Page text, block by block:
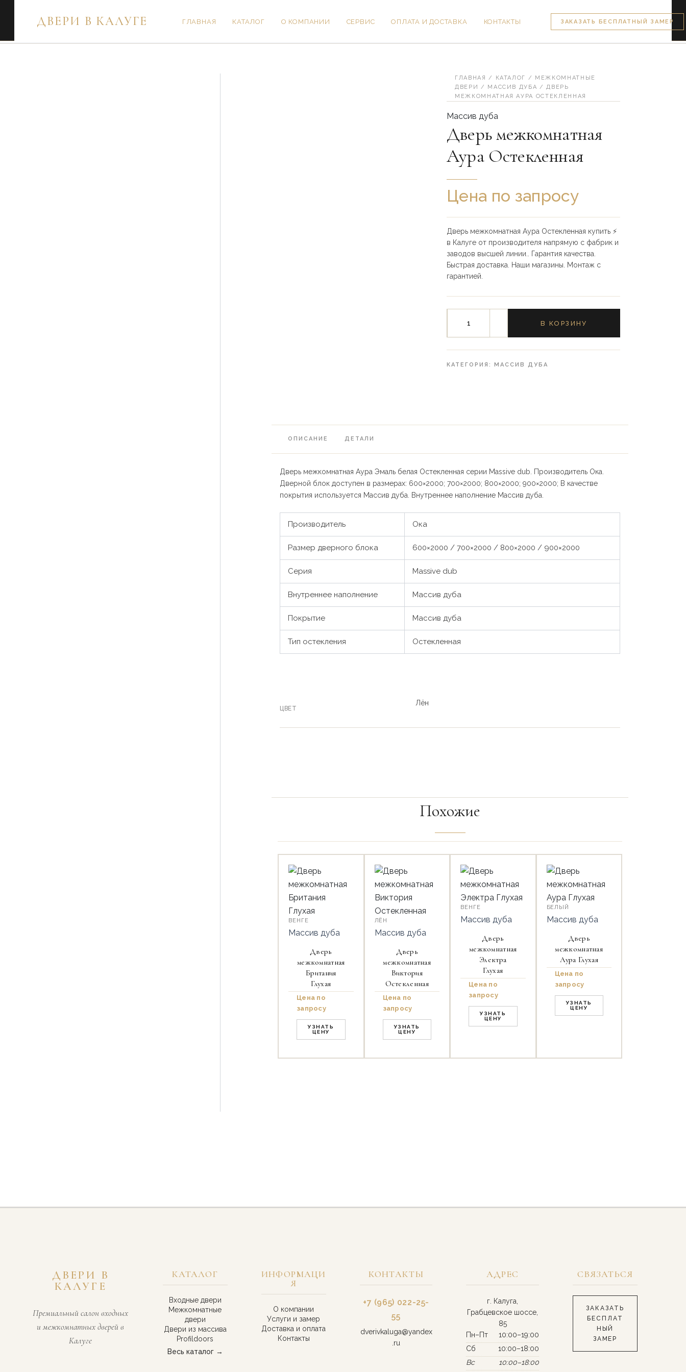
ДВЕРИ В КАЛУГЕ ГЛАВНАЯ КАТАЛОГ О КОМПАНИИ СЕРВИС ОПЛАТА И ДОСТАВКА КОНТАКТЫ ЗАКАЗАТЬ БЕСПЛАТНЫЙ ЗАМЕР
ГЛАВНАЯ / КАТАЛОГ / МЕЖКОМНАТНЫЕ
ДВЕРИ / МАССИВ ДУБА / ДВЕРЬ
МЕЖКОМНАТНАЯ АУРА ОСТЕКЛЕННАЯ
Массив дуба
Дверь межкомнатная
Аура Остекленная
Цена по запросу
Дверь межкомнатная Аура Остекленная купить ⚡️
в Калуге от производителя напрямую с фабрик и
заводов высшей линии.. Гарантия качества.
Быстрая доставка. Наши магазины. Монтаж с
гарантией.
Количество
межкомнатная
Аура
Остекленная
В КОРЗИНУ
КАТЕГОРИЯ: МАССИВ ДУБА
ОПИСАНИЕ ДЕТАЛИ
Дверь межкомнатная Аура Эмаль белая Остекленная серии Massive dub. Производитель Ока.
Дверной блок доступен в размерах: 600×2000; 700×2000; 800×2000; 900×2000; В качестве
покрытия используется Массив дуба. Внутреннее наполнение Массив дуба.
Производитель Ока
Размер дверного блока 600×2000 / 700×2000 / 800×2000 / 900×2000
Серия Massive dub
Внутреннее наполнение Массив дуба
Покрытие Массив дуба
Тип остекления Остекленная
ЦВЕТ
Лён
Похожие
ВЕНГЕ
Массив дуба
Дверь
межкомнатная
Британия
Глухая
Цена по
запросу
УЗНАТЬ
ЦЕНУ
ЛЁН
Массив дуба
Дверь
межкомнатная
Виктория
Остекленная
Цена по
запросу
УЗНАТЬ
ЦЕНУ
ВЕНГЕ
Массив дуба
Дверь
межкомнатная
Электра
Глухая
Цена по
запросу
УЗНАТЬ
ЦЕНУ
БЕЛЫЙ
Массив дуба
Дверь
межкомнатная
Аура Глухая
Цена по
запросу
УЗНАТЬ
ЦЕНУ
ДВЕРИ В
КАЛУГЕ
Премиальный салон входных
и межкомнатных дверей в
Калуге
КАТАЛОГ
Входные двери
Межкомнатные
двери
Двери из массива
Profildoors
Весь каталог →
ИНФОРМАЦИ
Я
О компании
Услуги и замер
Доставка и оплата
Контакты
КОНТАКТЫ
+7 (965) 022-25-
55
dverivkaluga@yandex
.ru
АДРЕС
г. Калуга,
Грабцевское шоссе,
85
Пн–Пт
10:00–19:00
Сб
10:00–18:00
Вс
10:00–18:00
СВЯЗАТЬСЯ
ЗАКАЗАТЬ
БЕСПЛАТ
НЫЙ
ЗАМЕР